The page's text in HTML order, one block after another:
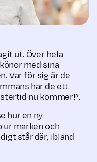
ut. Över hela
med sina
Var för sig är de
har de ett
nu kommer!”.
hur en ny
marken och
står där, ibland